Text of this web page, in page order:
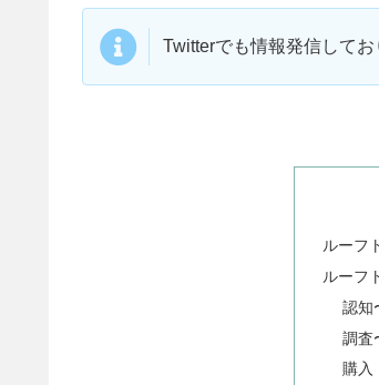
Twitterでも情報発信して
ルーフ
ルーフ
認知
調査
購入